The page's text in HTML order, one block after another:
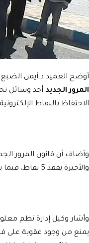
أوضح العميد د.أيمن الضبع
المرور الجديد أحد وسائل
الاحتفاظ بالنقاط
والأخيرة يفقد 5 نقاط، فيما يتم منح 50 نقطة بحد أقصى لصاحب المركبة في السنة التراخصية.
وأشار وكيل إدارة نظم
يمنع من وجود عقوبة على